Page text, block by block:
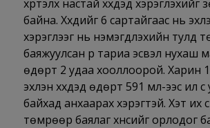
хүртэлх настай хүүхдэд хэрэглэхийг
байна. Хүүхдийг 6 сартайгаас нь
хэрэглээг нь нэмэгдүүлэхийн тулд
баяжуулсан үр тариа эсвэл нухаш
өдөрт 2 удаа хооллоорой. Харин
эхлэн хүүхдэд өдөрт 591 мл-ээс илүү сүү
байхад анхаарах хэрэгтэй. Хэт их
төмрөөр баялаг хүнсийг орлодог